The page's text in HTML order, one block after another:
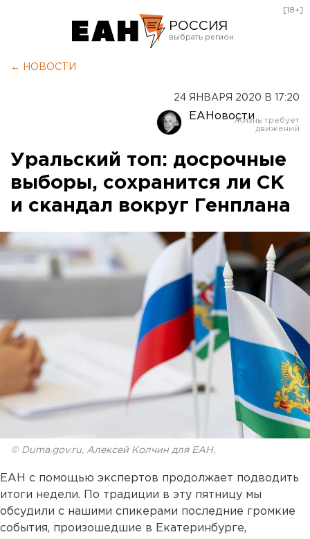
РОССИЯ
Оренбург
[18+]
← НОВОСТИ
24 ЯНВАРЯ 2020 В 17:20
ЕАНовости
Уральский топ: досрочные
выборы, сохранится ли СК
и скандал вокруг Генплана
© Duma.gov.ru, Алексей Колчин для ЕАН,
ЕАН с помощью экспертов продолжает подводить
итоги недели. По традиции в эту пятницу мы
обсудили с нашими спикерами последние громкие
события, произошедшие в Екатеринбурге,